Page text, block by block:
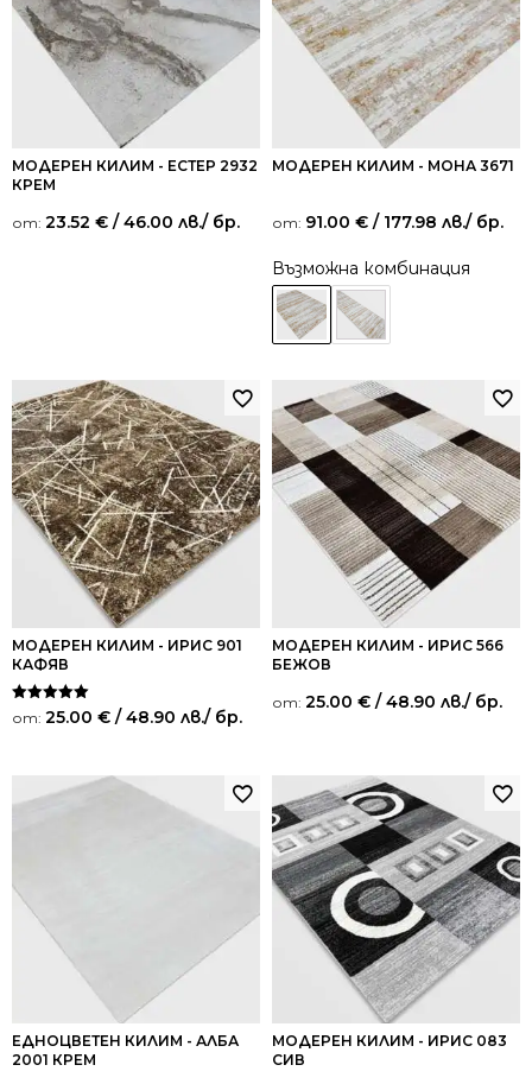
МОДЕРЕН КИЛИМ - ЕСТЕР 2932
КРЕМ
от: 23.52 € / 46.00 лв./ бр.
МОДЕРЕН КИЛИМ - МОНА 3671
от: 91.00 € / 177.98 лв./ бр.
Възможна комбинация
МОДЕРЕН КИЛИМ - ИРИС 901
КАФЯВ
Оценено на
5.00
от: 25.00 € / 48.90 лв./ бр.
МОДЕРЕН КИЛИМ - ИРИС 566
БЕЖОВ
от: 25.00 € / 48.90 лв./ бр.
ЕДНОЦВЕТЕН КИЛИМ - АЛБА
2001 КРЕМ
МОДЕРЕН КИЛИМ - ИРИС 083
СИВ